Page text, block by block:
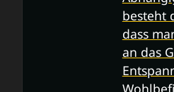
besteht
dass
an das